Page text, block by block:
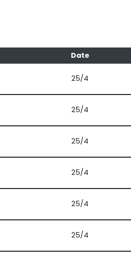
Date
25/4
25/4
25/4
25/4
25/4
25/4